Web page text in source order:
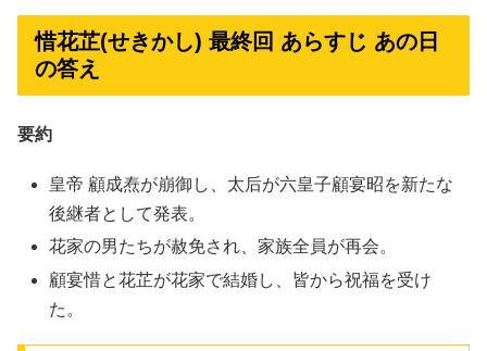
惜花芷(せきかし) 最終回 あらすじ あの日
の答え
要約
皇帝 顧成焘が崩御し、太后が六皇子顧宴昭を新たな
後継者として発表。
花家の男たちが赦免され、家族全員が再会。
顧宴惜と花芷が花家で結婚し、皆から祝福を受け
た。